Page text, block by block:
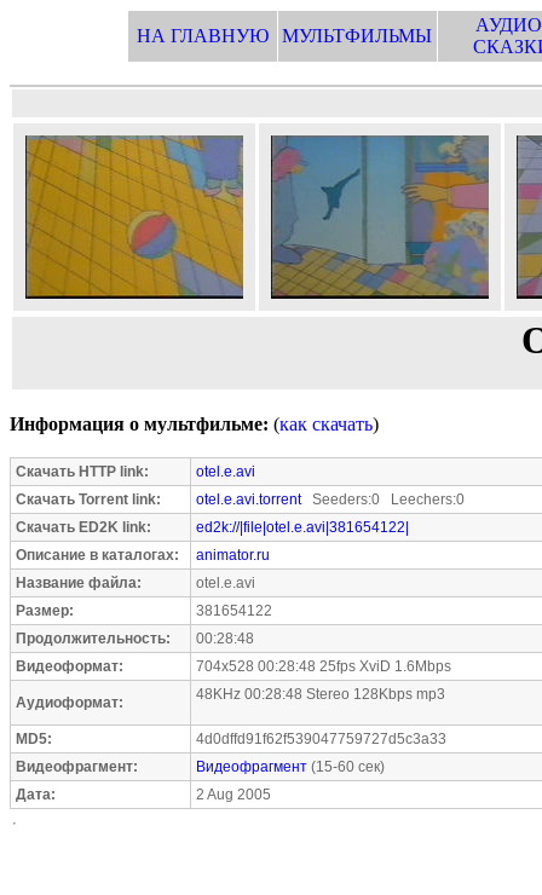
НА ГЛАВНУЮ МУЛЬТФИЛЬМЫ
Информация о мультфильме: (как скачать)
Скачать HTTP link:
otel.e.avi
Скачать Torrent link:
otel.e.avi.torrentSeeders:0 Leechers:0
Скачать ED2K link:
ed2k://|file|otel.e.avi|381654122|
Описание в каталогах:
animator.ru
Название файла:
otel.e.avi
Размер:
381654122
Продолжительность:
00:28:48
Видеоформат:
704x528 00:28:48 25fps XviD 1.6Mbps
Аудиоформат: 48KHz 00:28:48 Stereo 128Kbps mp3
MD5:
4d0dffd91f62f539047759727d5c3a33
Видеофрагмент:
Видеофрагмент (15-60 сек)
Дата:
2 Aug 2005